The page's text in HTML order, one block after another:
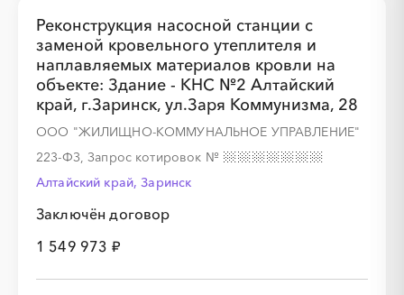
Реконструкция насосной станции с
заменой кровельного утеплителя и
наплавляемых материалов кровли на
объекте: Здание - КНС №2 Алтайский
край, г.Заринск, ул.Заря Коммунизма, 28
ООО "ЖИЛИЩНО-КОММУНАЛЬНОЕ УПРАВЛЕНИЕ"
223-ФЗ, Запрос котировок №
Алтайский край, Заринск
Заключён договор
1 549 973 ₽
░░░░░░░ ░ ░░ ░
░
░
░
░
░